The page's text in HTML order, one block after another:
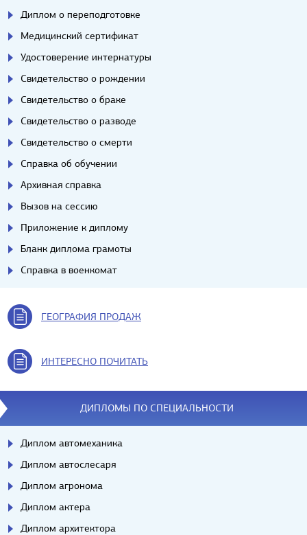
Диплом о переподготовке
Медицинский сертификат
Удостоверение интернатуры
Свидетельство о рождении
Свидетельство о браке
Свидетельство о разводе
Свидетельство о смерти
Справка об обучении
Архивная справка
Вызов на сессию
Приложение к диплому
Бланк диплома грамоты
Справка в военкомат
ГЕОГРАФИЯ ПРОДАЖ
ИНТЕРЕСНО ПОЧИТАТЬ
ДИПЛОМЫ ПО СПЕЦИАЛЬНОСТИ
Диплом автомеханика
Диплом автослесаря
Диплом агронома
Диплом актера
Диплом архитектора